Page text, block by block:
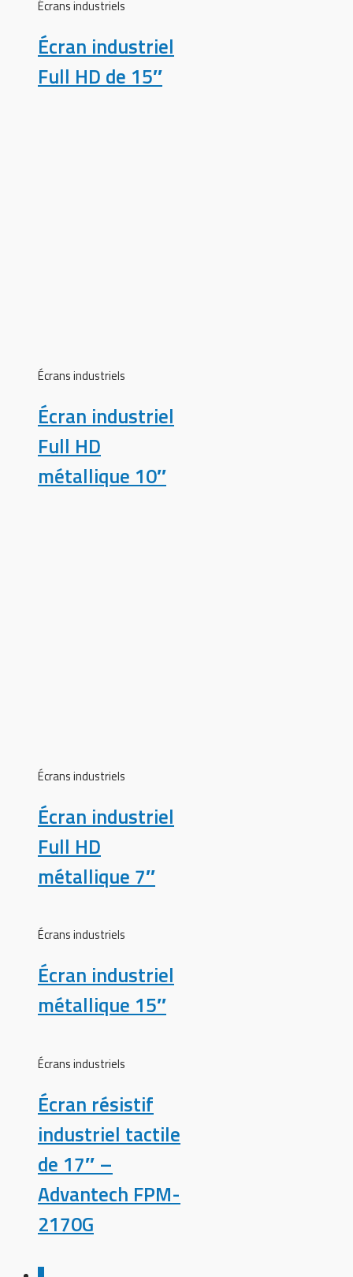
Écrans industriels
Écran industriel
Full HD de 15″
Écrans industriels
Écran industriel
Full HD
métallique 10″
Écrans industriels
Écran industriel
Full HD
métallique 7″
Écrans industriels
Écran industriel
métallique 15″
Écrans industriels
Écran résistif
industriel tactile
de 17″ –
Advantech FPM-
2170G